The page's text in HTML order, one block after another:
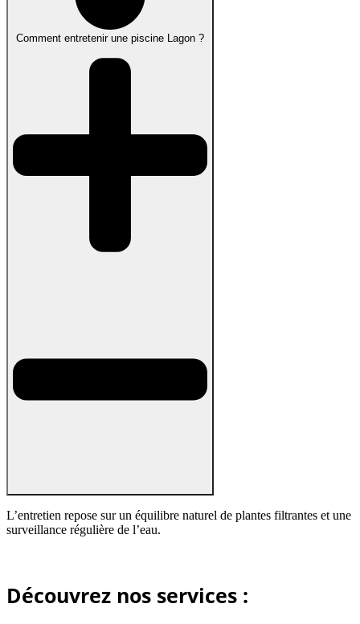
Comment entretenir une piscine Lagon ?
L’entretien repose sur un équilibre naturel de plantes filtrantes et une
surveillance régulière de l’eau.
Découvrez nos services :